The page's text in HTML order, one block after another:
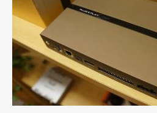
2009年11月(7)
2009年10月
2009年9月(5)
2009年8月 (9)